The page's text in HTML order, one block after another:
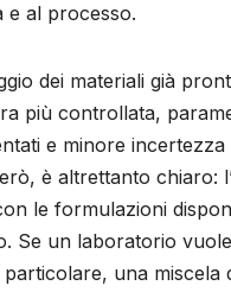
e al processo.
dei materiali già
più controllata,
e minore incertezza
è altrettanto chiaro:
le formulazioni
Se un laboratorio
una miscela